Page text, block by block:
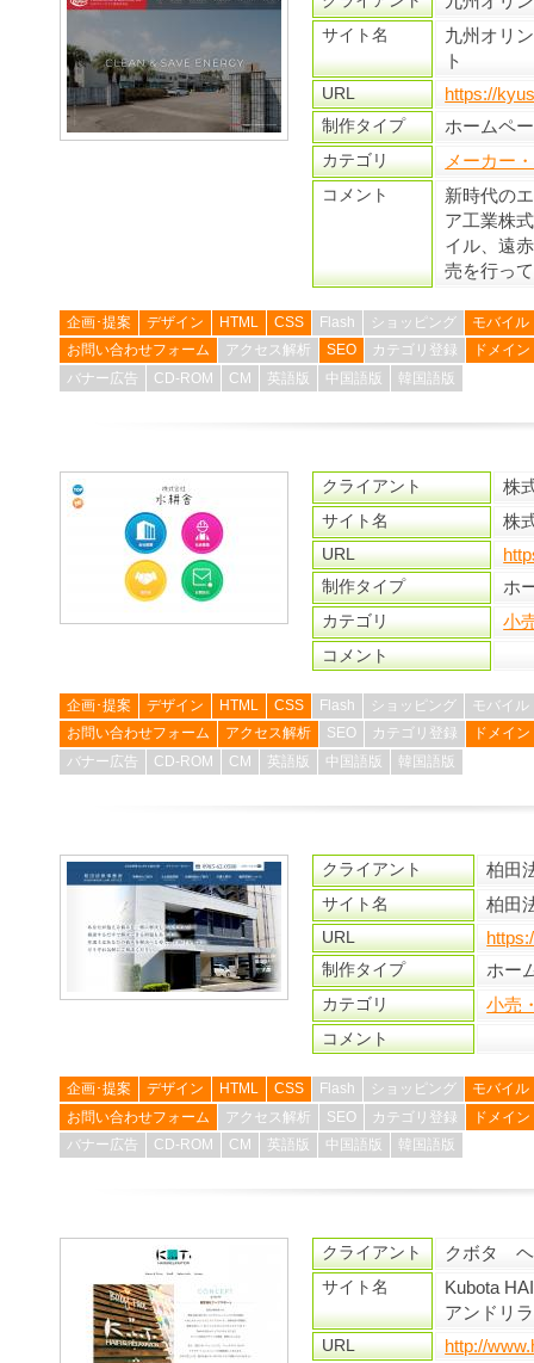
サイト名
九州オリ
ト
URL https://
制作タイプ ホームペ
カテゴリ メーカー
コメント
新時代の
ア工業株
イル、遠
売を行っ
企画･提案 デザイン HTML CSS Flash ショッピング
モバイル
お問い合わせフォーム
アクセス解析 SEO カテゴリ登録
ドメイン
バナー広告
CD-ROM CM 英語版 中国語版 韓国語版
クライアント 株
サイト名 株
URL
制作タイプ ホ
カテゴリ 小
コメント
企画･提案 デザイン HTML CSS Flash ショッピング
モバイル
お問い合わせフォーム
アクセス解析 SEO カテゴリ登録
ドメイン
バナー広告
CD-ROM CM 英語版 中国語版 韓国語版
クライアント 柏田
サイト名 柏田
URL
制作タイプ ホー
カテゴリ 小売
コメント
企画･提案 デザイン HTML CSS Flash ショッピング
モバイル
お問い合わせフォーム
アクセス解析 SEO カテゴリ登録
ドメイン
バナー広告
CD-ROM CM 英語版 中国語版 韓国語版
クライアント クボタ ヘ
サイト名
Kubota
アンドリ
URL http://